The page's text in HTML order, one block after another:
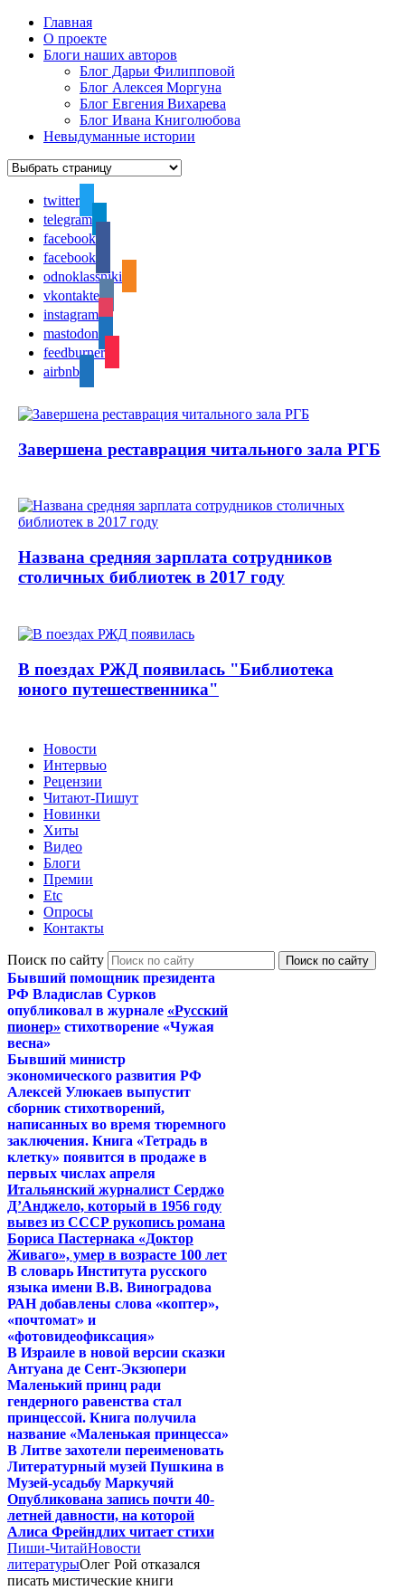
Главная
О проекте
Блоги наших авторов
Блог Дарьи Филипповой
Блог Алексея Моргуна
Блог Евгения Вихарева
Блог Ивана Книголюбова
Невыдуманные истории
twitter
telegram
facebook
facebook
odnoklassniki
vkontakte
instagram
mastodon
feedburner
airbnb
Завершена реставрация читального зала РГБ
Названа средняя зарплата сотрудников
столичных библиотек в 2017 году
В поездах РЖД появилась "Библиотека
юного путешественника"
Новости
Интервью
Рецензии
Читают-Пишут
Новинки
Хиты
Видео
Блоги
Премии
Etc
Опросы
Контакты
Поиск по сайту
Бывший помощник президента
РФ Владислав Сурков
опубликовал в журнале «Русский
пионер» стихотворение «Чужая
весна»
Бывший министр
экономического развития РФ
Алексей Улюкаев выпустит
сборник стихотворений,
написанных во время тюремного
заключения. Книга «Тетрадь в
клетку» появится в продаже в
первых числах апреля
Итальянский журналист Серджо
Д’Анджело, который в 1956 году
вывез из СССР рукопись романа
Бориса Пастернака «Доктор
Живаго», умер в возрасте 100 лет
В словарь Института русского
языка имени В.В. Виноградова
РАН добавлены слова «коптер»,
«почтомат» и
«фотовидеофиксация»
В Израиле в новой версии сказки
Антуана де Сент-Экзюпери
Маленький принц ради
гендерного равенства стал
принцессой. Книга получила
название «Маленькая принцесса»
В Литве захотели переименовать
Литературный музей Пушкина в
Музей-усадьбу Маркучяй
Опубликована запись почти 40-
летней давности, на которой
Алиса Фрейндлих читает стихи
Пиши-ЧитайНовости
литературыОлег Рой отказался
писать мистические книги